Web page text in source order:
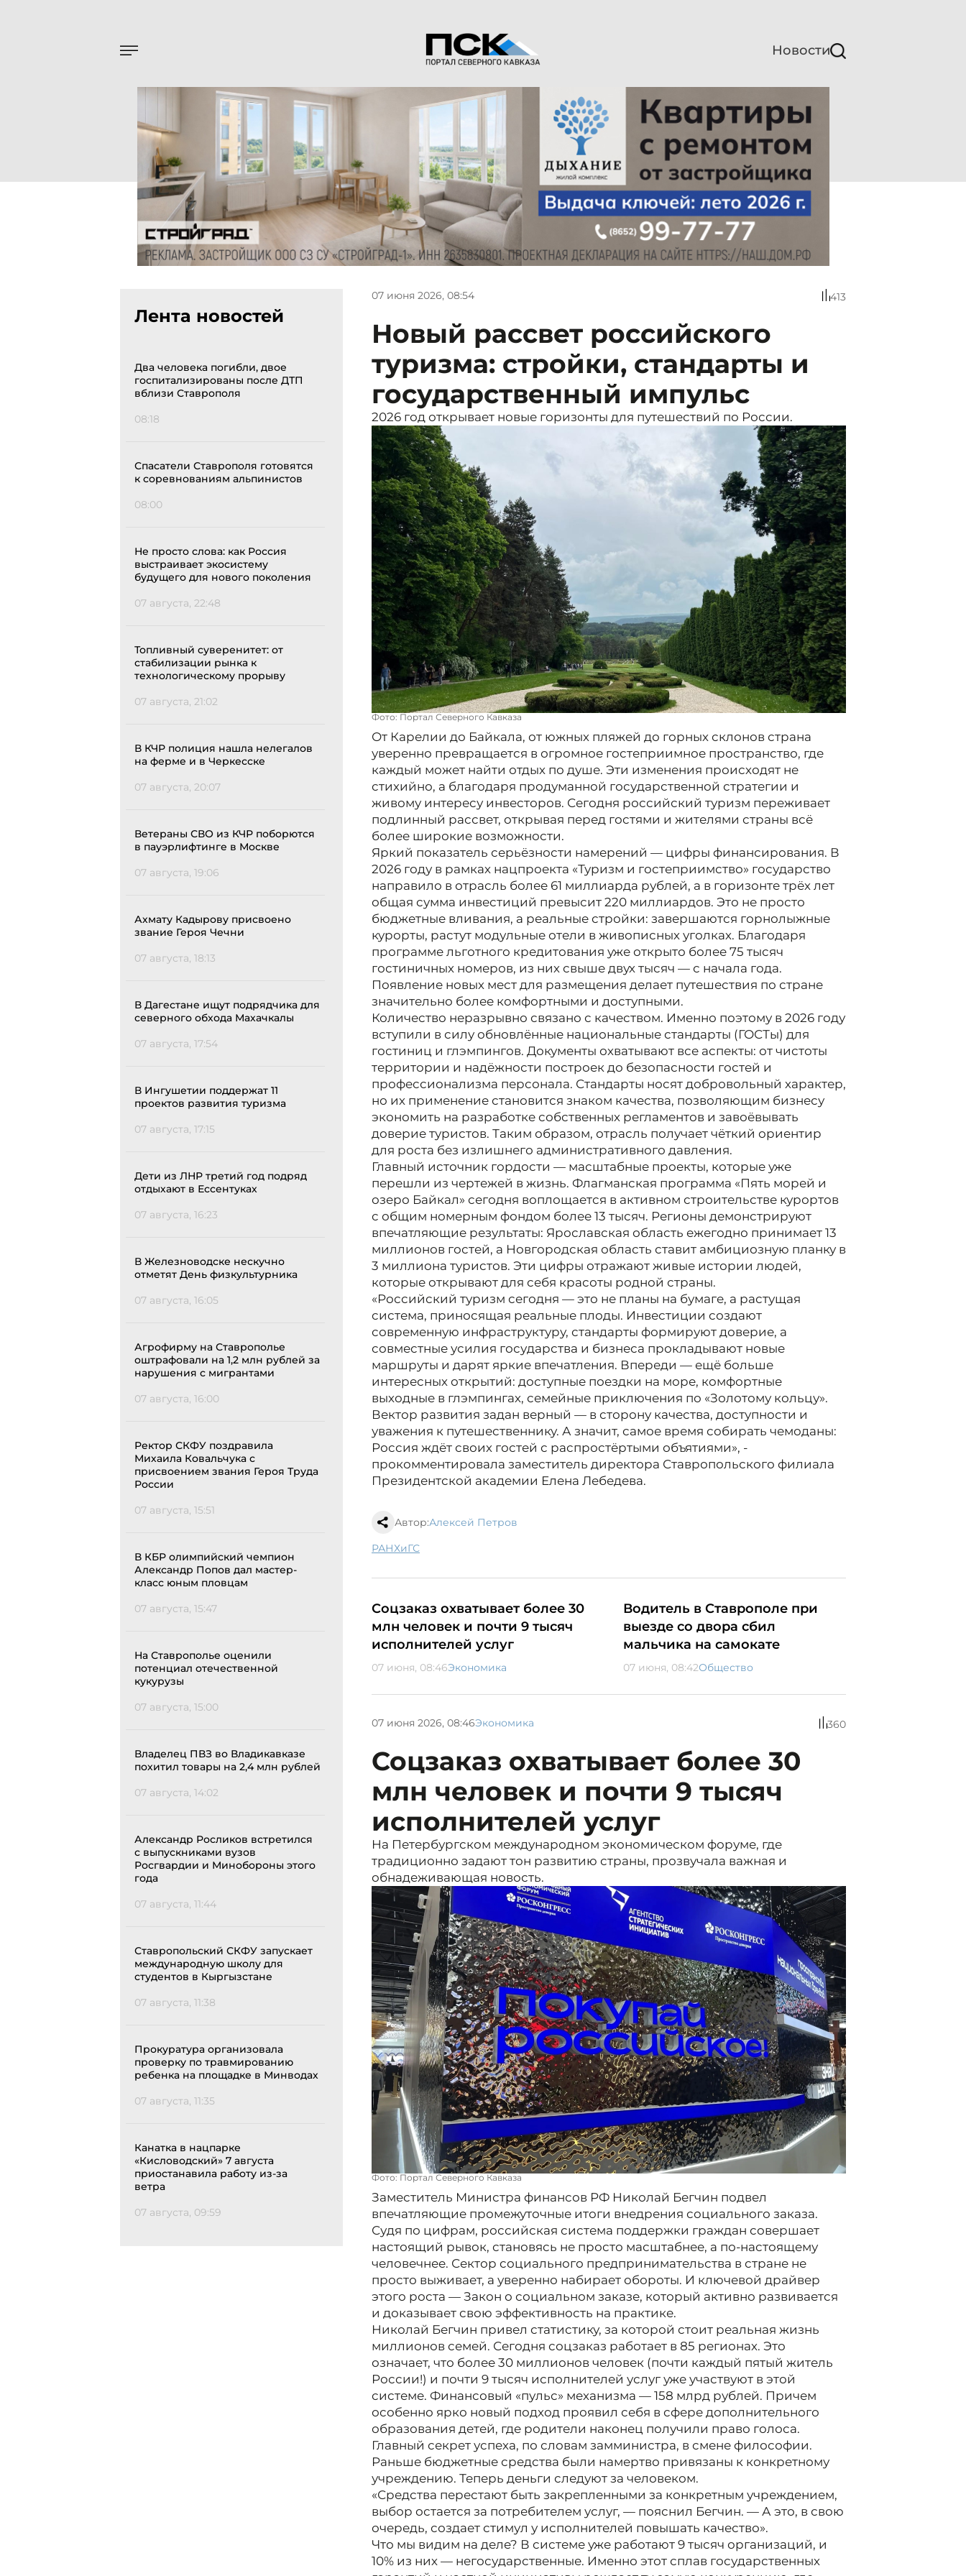
Новости
Лента новостей
Два человека погибли, двое
госпитализированы после ДТП
вблизи Ставрополя
08:18
Спасатели Ставрополя готовятся
к соревнованиям альпинистов
08:00
Не просто слова: как Россия
выстраивает экосистему
будущего для нового поколения
07 августа, 22:48
Топливный суверенитет: от
стабилизации рынка к
технологическому прорыву
07 августа, 21:02
В КЧР полиция нашла нелегалов
на ферме и в Черкесске
07 августа, 20:07
Ветераны СВО из КЧР поборются
в пауэрлифтинге в Москве
07 августа, 19:06
Ахмату Кадырову присвоено
звание Героя Чечни
07 августа, 18:13
В Дагестане ищут подрядчика для
северного обхода Махачкалы
07 августа, 17:54
В Ингушетии поддержат 11
проектов развития туризма
07 августа, 17:15
Дети из ЛНР третий год подряд
отдыхают в Ессентуках
07 августа, 16:23
В Железноводске нескучно
отметят День физкультурника
07 августа, 16:05
Агрофирму на Ставрополье
оштрафовали на 1,2 млн рублей за
нарушения с мигрантами
07 августа, 16:00
Ректор СКФУ поздравила
Михаила Ковальчука с
присвоением звания Героя Труда
России
07 августа, 15:51
В КБР олимпийский чемпион
Александр Попов дал мастер-
класс юным пловцам
07 августа, 15:47
На Ставрополье оценили
потенциал отечественной
кукурузы
07 августа, 15:00
Владелец ПВЗ во Владикавказе
похитил товары на 2,4 млн рублей
07 августа, 14:02
Александр Росликов встретился
с выпускниками вузов
Росгвардии и Минобороны этого
года
07 августа, 11:44
Ставропольский СКФУ запускает
международную школу для
студентов в Кыргызстане
07 августа, 11:38
Прокуратура организовала
проверку по травмированию
ребенка на площадке в Минводах
07 августа, 11:35
Канатка в нацпарке
«Кисловодский» 7 августа
приостанавила работу из-за
ветра
07 августа, 09:59
07 июня 2026, 08:54 413
Новый рассвет российского
туризма: стройки, стандарты и
государственный импульс
2026 год открывает новые горизонты для путешествий по России.
Фото: Портал Северного Кавказа
От Карелии до Байкала, от южных пляжей до горных склонов страна
уверенно превращается в огромное гостеприимное пространство, где
каждый может найти отдых по душе. Эти изменения происходят не
стихийно, а благодаря продуманной государственной стратегии и
живому интересу инвесторов. Сегодня российский туризм переживает
подлинный рассвет, открывая перед гостями и жителями страны всё
более широкие возможности.
Яркий показатель серьёзности намерений — цифры финансирования. В
2026 году в рамках нацпроекта «Туризм и гостеприимство» государство
направило в отрасль более 61 миллиарда рублей, а в горизонте трёх лет
общая сумма инвестиций превысит 220 миллиардов. Это не просто
бюджетные вливания, а реальные стройки: завершаются горнолыжные
курорты, растут модульные отели в живописных уголках. Благодаря
программе льготного кредитования уже открыто более 75 тысяч
гостиничных номеров, из них свыше двух тысяч — с начала года.
Появление новых мест для размещения делает путешествия по стране
значительно более комфортными и доступными.
Количество неразрывно связано с качеством. Именно поэтому в 2026 году
вступили в силу обновлённые национальные стандарты (ГОСТы) для
гостиниц и глэмпингов. Документы охватывают все аспекты: от чистоты
территории и надёжности построек до безопасности гостей и
профессионализма персонала. Стандарты носят добровольный характер,
но их применение становится знаком качества, позволяющим бизнесу
экономить на разработке собственных регламентов и завоёвывать
доверие туристов. Таким образом, отрасль получает чёткий ориентир
для роста без излишнего административного давления.
Главный источник гордости — масштабные проекты, которые уже
перешли из чертежей в жизнь. Флагманская программа «Пять морей и
озеро Байкал» сегодня воплощается в активном строительстве курортов
с общим номерным фондом более 13 тысяч. Регионы демонстрируют
впечатляющие результаты: Ярославская область ежегодно принимает 13
миллионов гостей, а Новгородская область ставит амбициозную планку в
3 миллиона туристов. Эти цифры отражают живые истории людей,
которые открывают для себя красоты родной страны.
«Российский туризм сегодня — это не планы на бумаге, а растущая
система, приносящая реальные плоды. Инвестиции создают
современную инфраструктуру, стандарты формируют доверие, а
совместные усилия государства и бизнеса прокладывают новые
маршруты и дарят яркие впечатления. Впереди — ещё больше
интересных открытий: доступные поездки на море, комфортные
выходные в глэмпингах, семейные приключения по «Золотому кольцу».
Вектор развития задан верный — в сторону качества, доступности и
уважения к путешественнику. А значит, самое время собирать чемоданы:
Россия ждёт своих гостей с распростёртыми объятиями», -
прокомментировала заместитель директора Ставропольского филиала
Президентской академии Елена Лебедева.
Автор:Алексей Петров
РАНХиГС
Соцзаказ охватывает более 30
млн человек и почти 9 тысяч
исполнителей услуг
07 июня, 08:46Экономика
Водитель в Ставрополе при
выезде со двора сбил
мальчика на самокате
07 июня, 08:42Общество
07 июня 2026, 08:46Экономика 360
Соцзаказ охватывает более 30
млн человек и почти 9 тысяч
исполнителей услуг
На Петербургском международном экономическом форуме, где
традиционно задают тон развитию страны, прозвучала важная и
обнадеживающая новость.
Фото: Портал Северного Кавказа
Заместитель Министра финансов РФ Николай Бегчин подвел
впечатляющие промежуточные итоги внедрения социального заказа.
Судя по цифрам, российская система поддержки граждан совершает
настоящий рывок, становясь не просто масштабнее, а по-настоящему
человечнее. Сектор социального предпринимательства в стране не
просто выживает, а уверенно набирает обороты. И ключевой драйвер
этого роста — Закон о социальном заказе, который активно развивается
и доказывает свою эффективность на практике.
Николай Бегчин привел статистику, за которой стоит реальная жизнь
миллионов семей. Сегодня соцзаказ работает в 85 регионах. Это
означает, что более 30 миллионов человек (почти каждый пятый житель
России!) и почти 9 тысяч исполнителей услуг уже участвуют в этой
системе. Финансовый «пульс» механизма — 158 млрд рублей. Причем
особенно ярко новый подход проявил себя в сфере дополнительного
образования детей, где родители наконец получили право голоса.
Главный секрет успеха, по словам замминистра, в смене философии.
Раньше бюджетные средства были намертво привязаны к конкретному
учреждению. Теперь деньги следуют за человеком.
«Средства перестают быть закрепленными за конкретным учреждением,
выбор остается за потребителем услуг, — пояснил Бегчин. — А это, в свою
очередь, создает стимул у исполнителей повышать качество».
Что мы видим на деле? В системе уже работают 9 тысяч организаций, и
10% из них — негосударственные. Именно этот сплав государственных